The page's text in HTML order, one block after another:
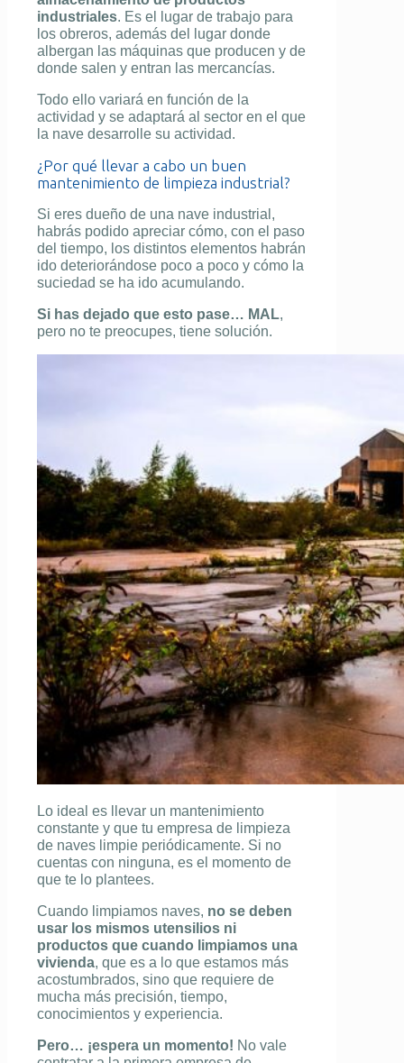
industriales. Es el lugar de trabajo para
los obreros, además del lugar donde
albergan las máquinas que producen y de
donde salen y entran las mercancías.
Todo ello variará en función de la
actividad y se adaptará al sector en el que
la nave desarrolle su actividad.
¿Por qué llevar a cabo un buen
mantenimiento de limpieza industrial?
Si eres dueño de una nave industrial,
habrás podido apreciar cómo, con el paso
del tiempo, los distintos elementos habrán
ido deteriorándose poco a poco y cómo la
suciedad se ha ido acumulando.
Si has dejado que esto pase… MAL,
pero no te preocupes, tiene solución.
Lo ideal es llevar un mantenimiento
constante y que tu empresa de limpieza
de naves limpie periódicamente. Si no
cuentas con ninguna, es el momento de
que te lo plantees.
Cuando limpiamos naves, no se deben
usar los mismos utensilios ni
productos que cuando limpiamos una
vivienda, que es a lo que estamos más
acostumbrados, sino que requiere de
mucha más precisión, tiempo,
conocimientos y experiencia.
Pero… ¡espera un momento! No vale